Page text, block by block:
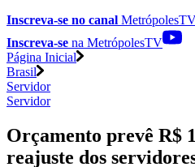
Inscreva-se no canal
Inscreva-se na MetrópolesTV
Página Inicial
Brasil
Servidor
Servidor
Orçamento prevê R$
reajuste dos